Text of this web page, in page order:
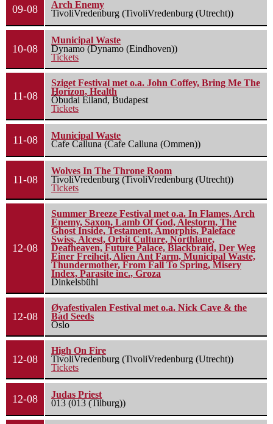
09-08
Arch Enemy
TivoliVredenburg (TivoliVredenburg (Utrecht))
10-08
Municipal Waste
Dynamo (Dynamo (Eindhoven))
Tickets
11-08
Sziget Festival met o.a. John Coffey, Bring Me The
Horizon, Health
Óbudai Eiland, Budapest
Tickets
11-08
Municipal Waste
Cafe Calluna (Cafe Calluna (Ommen))
11-08
Wolves In The Throne Room
TivoliVredenburg (TivoliVredenburg (Utrecht))
Tickets
12-08
Summer Breeze Festival met o.a. In Flames, Arch
Enemy, Saxon, Lamb Of God, Alestorm, The
Ghost Inside, Testament, Amorphis, Paleface
Swiss, Alcest, Orbit Culture, Northlane,
Deafheaven, Future Palace, Blackbraid, Der Weg
Einer Freiheit, Alien Ant Farm, Municipal Waste,
Thundermother, From Fall To Spring, Misery
Index, Parasite inc., Groza
Dinkelsbühl
12-08
Øyafestivalen Festival met o.a. Nick Cave & the
Bad Seeds
Oslo
12-08
High On Fire
TivoliVredenburg (TivoliVredenburg (Utrecht))
Tickets
12-08
Judas Priest
013 (013 (Tilburg))